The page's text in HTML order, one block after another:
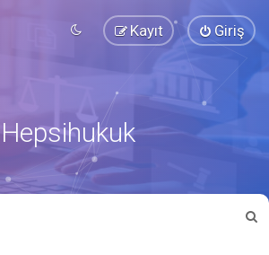
Giriş
Kayıt
Hepsihukuk